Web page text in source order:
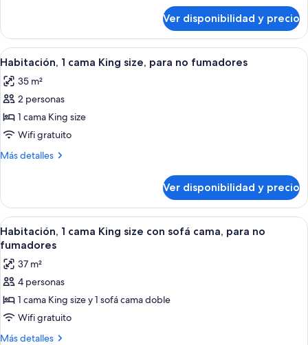
Sofa
Bed
-
Non-
Smoking
Studio
with
Sofa
Non-
Ver disponibilidad y precio
Ver
todas
las
fotos
de
Habitación,
1
size,
para
no
fumadores
Habitación de hotel con una cama
5
Habitación, 1 cama King size, para no fumadores
35 m²
2 personas
1 cama King size
Wifi gratuito
Más detalles
Más
1
cama
King
size,
no
fumadores
Ver disponibilidad y precio
Ver
todas
las
fotos
de
Habitación,
1
cama
Habitación de hotel con sofá,
5
Habitación, 1 cama King size con sofá cama, para no
fumadores
37 m²
4 personas
1 cama King size y 1 sofá cama doble
Wifi gratuito
Más detalles
Más